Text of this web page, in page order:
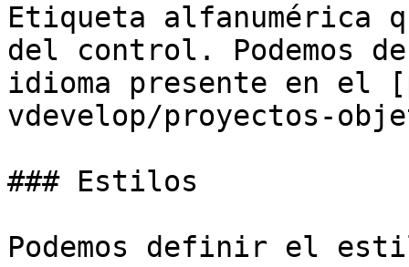
Etiqueta alfanumérica
del control. Podemos
idioma presente en el
vdevelop/proyectos-
### Estilos
Podemos definir el